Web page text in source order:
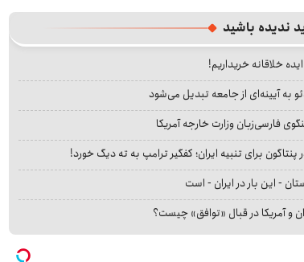
ندیده باشید
خلاقانه خریداریم!
به آیینه‌ای از جامعه تبدیل می‌شود
فارسی‌زبان وزارت خارجه آمریکا
برای تنبیه ایران؛ کفگیر ترامپ به ته دیگ خورد!
- این بار در ایران - است
و آمریکا در قبال «توافق» چیست؟